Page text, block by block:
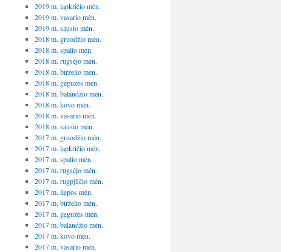
2019 m. lapkričio mėn.
2019 m. vasario mėn.
2019 m. sausio mėn.
2018 m. gruodžio mėn.
2018 m. spalio mėn.
2018 m. rugsėjo mėn.
2018 m. birželio mėn.
2018 m. gegužės mėn.
2018 m. balandžio mėn.
2018 m. kovo mėn.
2018 m. vasario mėn.
2018 m. sausio mėn.
2017 m. gruodžio mėn.
2017 m. lapkričio mėn.
2017 m. spalio mėn.
2017 m. rugsėjo mėn.
2017 m. rugpjūčio mėn.
2017 m. liepos mėn.
2017 m. birželio mėn.
2017 m. gegužės mėn.
2017 m. balandžio mėn.
2017 m. kovo mėn.
2017 m. vasario mėn.